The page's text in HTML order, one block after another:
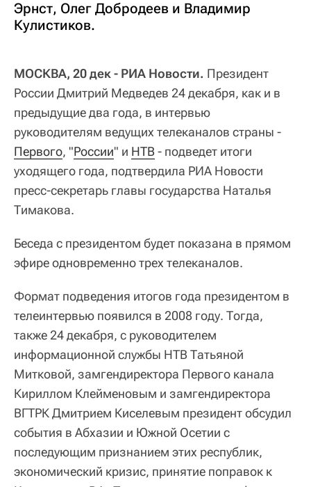
Эрнст, Олег Добродеев и Владимир
Кулистиков.
МОСКВА, 20 дек - РИА Новости. Президент
России Дмитрий Медведев 24 декабря, как и в
предыдущие два года, в интервью
руководителям ведущих телеканалов страны -
Первого, "России" и НТВ - подведет итоги
уходящего года, подтвердила РИА Новости
пресс-секретарь главы государства Наталья
Тимакова.
Беседа с президентом будет показана в прямом
эфире одновременно трех телеканалов.
Формат подведения итогов года президентом в
телеинтервью появился в 2008 году. Тогда,
также 24 декабря, с руководителем
информационной службы НТВ Татьяной
Митковой, замгендиректора Первого канала
Кириллом Клейменовым и замгендиректора
ВГТРК Дмитрием Киселевым президент обсудил
события в Абхазии и Южной Осетии с
последующим признанием этих республик,
экономический кризис, принятие поправок к